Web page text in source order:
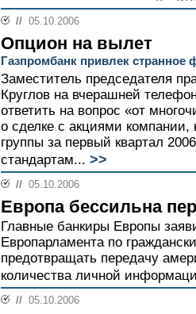
// 05.10.2006
Опцион на вылет
Газпромбанк привлек странное
Заместитель председателя
Круглов на вчерашней
ответить на вопрос «от
о сделке с акциями компании,
группы за первый квартал
стандартам... >>
// 05.10.2006
Европа бессильна
Главные банкиры Европы
Европарламента по
предотвращать передачу
количества личной
// 05.10.2006